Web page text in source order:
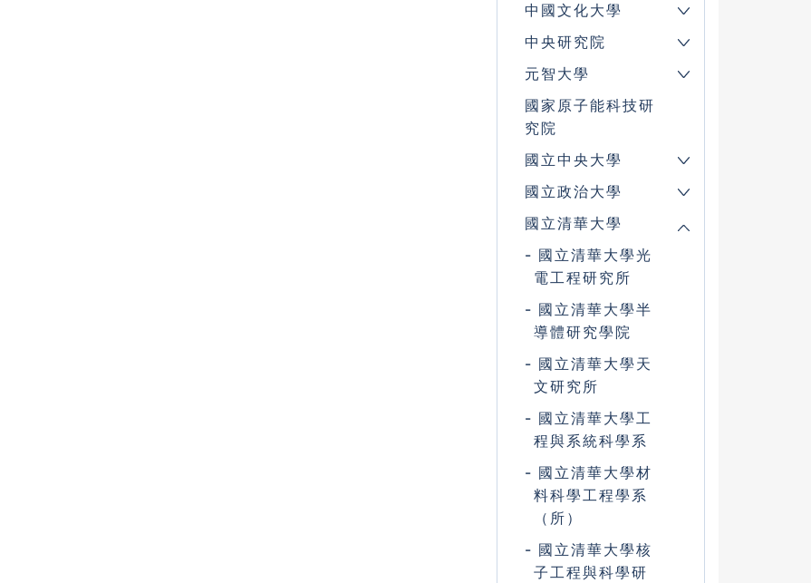
中國文化大學
中央研究院
元智大學
國家原子能科技研
究院
國立中央大學
國立政治大學
國立清華大學
國立清華大學光
電工程研究所
國立清華大學半
導體研究學院
國立清華大學天
文研究所
國立清華大學工
程與系統科學系
國立清華大學材
料科學工程學系
（所）
國立清華大學核
子工程與科學研